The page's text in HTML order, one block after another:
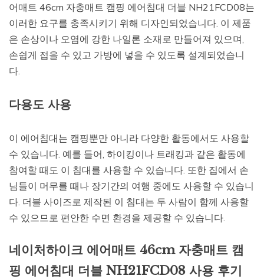
어매트 46cm 자충매트 캠핑 에어침대 더블 NH21FCD08는
이러한 요구를 충족시키기 위해 디자인되었습니다. 이 제품
은 손상이나 오염에 강한 나일론 소재로 만들어져 있으며,
손쉽게 접을 수 있고 가방에 넣을 수 있도록 설계되었습니
다.
다용도 사용
이 에어침대는 캠핑뿐만 아니라 다양한 활동에서도 사용할
수 있습니다. 예를 들어, 하이킹이나 트래킹과 같은 활동에
참여할 때도 이 침대를 사용할 수 있습니다. 또한 집에서 손
님들이 머무를 때나 장기간의 여행 중에도 사용할 수 있습니
다. 더블 사이즈로 제작된 이 침대는 두 사람이 함께 사용할
수 있으므로 편안한 수면 환경을 제공할 수 있습니다.
네이처하이크 에어매트 46cm 자충매트 캠
핑 에어침대 더블 NH21FCD08 사용 후기